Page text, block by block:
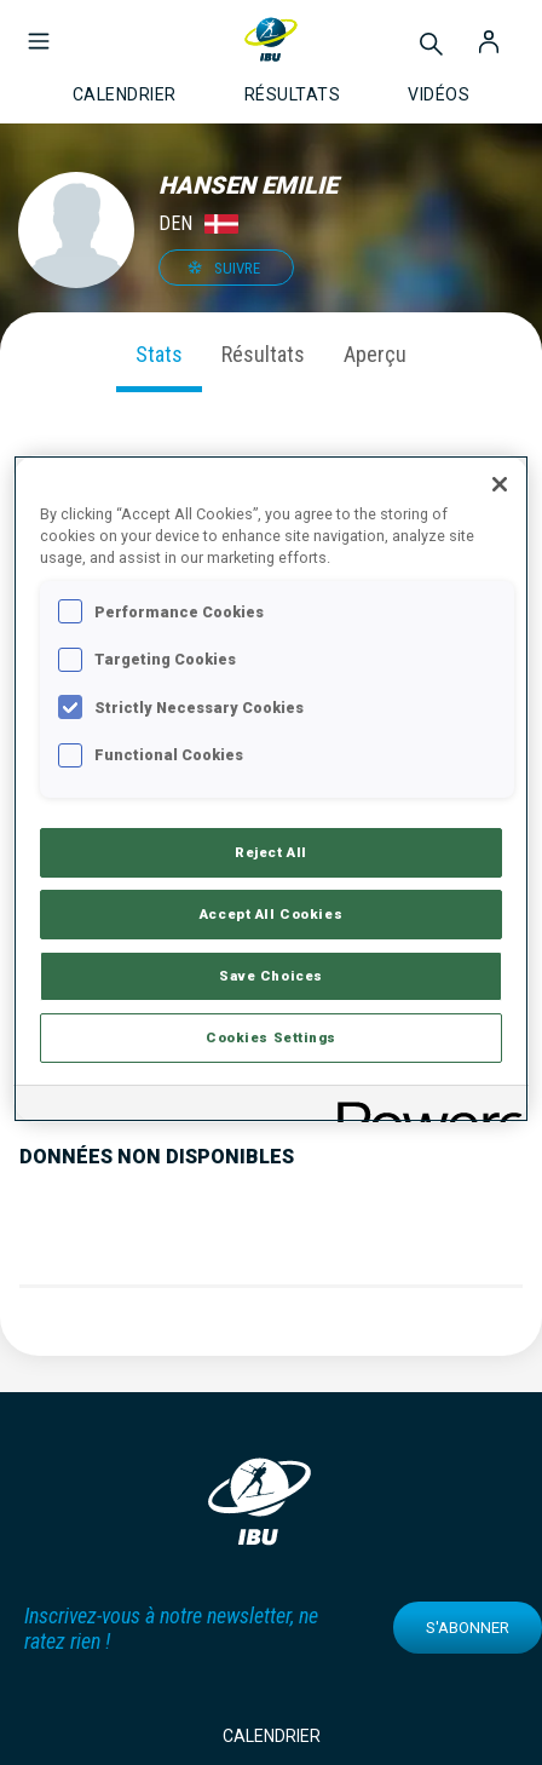
CALENDRIER RÉSULTATS VIDÉOS
HANSEN EMILIE
DEN
SUIVRE
Stats Résultats Aperçu
2022/2023
MOYENNE DE PERFORMANCE
TIR COUCHÉ 60%
TIR DEBOUT 76%
DONNÉES NON DISPONIBLES
Inscrivez-vous à notre newsletter, ne
ratez rien !
S'ABONNER
CALENDRIER
By clicking “Accept All Cookies”, you agree to the storing of
cookies on your device to enhance site navigation, analyze site
usage, and assist in our marketing efforts.
Performance Cookies
Targeting Cookies
Strictly Necessary Cookies
Functional Cookies
Reject All
Accept All Cookies
Save Choices
Cookies Settings